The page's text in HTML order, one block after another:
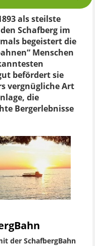
als steilste
Schafberg im
begeistert die
Menschen
befördert sie
vergnügliche Art
die
Bergerlebnisse
der SchafbergBahn